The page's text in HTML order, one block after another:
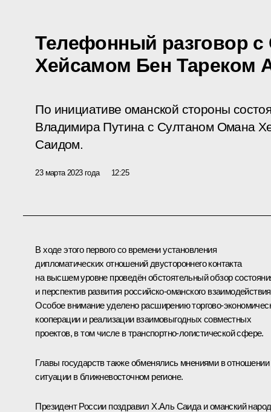
Телефонный разговор
Хейсамом Бен Тареком
По инициативе оманской стороны
Владимира Путина с Султаном Омана
Саидом.
23 марта 2023 года 12:25
В ходе этого первого со времени установления
дипломатических отношений двустороннего контакта
на высшем уровне проведён обстоятельный обзор
и перспектив развития российско-оманского
Особое внимание уделено расширению торгово-
кооперации и реализации взаимовыгодных совместных
проектов, в том числе в транспортно-логистической сфере.
Главы государств также обменялись мнениями в отношении
ситуации в ближневосточном регионе.
Президент России поздравил Х.Аль Саида и оманский народ